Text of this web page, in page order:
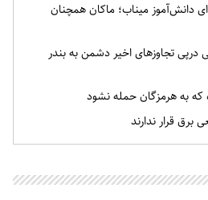
شهدای دانش‌آموز میناب؛ ماکان همچنان
درپی تجاوزهای اخیر دشمن به بندر
که به هرمزگان حمله نشود
برق قرار ندارند